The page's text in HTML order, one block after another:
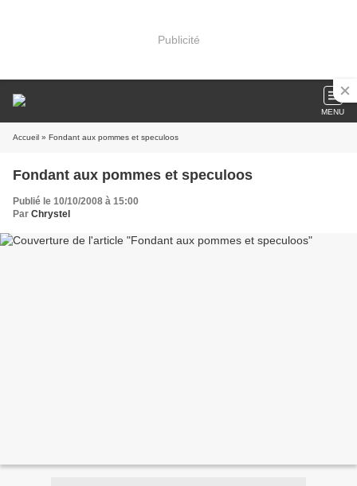
Publicité
MENU
Accueil » Fondant aux pommes et speculoos
Fondant aux pommes et speculoos
Publié le 10/10/2008 à 15:00
Par Chrystel